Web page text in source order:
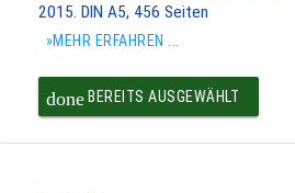
2015. DIN A5, 456 Seiten
»MEHR ERFAHREN ...
doneBEREITS AUSGEWÄHLT